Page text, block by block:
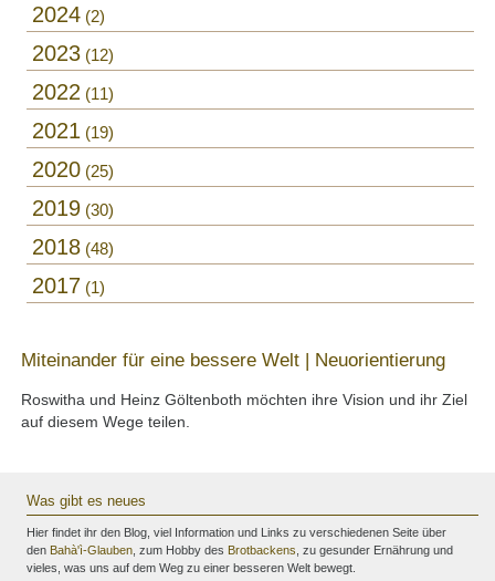
2024 2
2023 12
2022 11
2021 19
2020 25
2019 30
2018 48
2017 1
Miteinander für eine bessere Welt | Neuorientierung
Roswitha und Heinz Göltenboth möchten ihre Vision und ihr Ziel
auf diesem Wege teilen.
Was gibt es neues
Hier findet ihr den Blog, viel Information und Links zu verschiedenen Seite über
den Bahà'ì-Glauben, zum Hobby des Brotbackens , zu gesunder Ernährung und
vieles, was uns auf dem Weg zu einer besseren Welt bewegt.